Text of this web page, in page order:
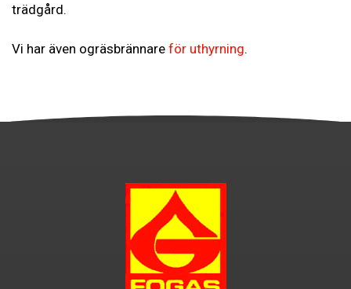
trädgård.
Vi har även ogräsbrännare för uthyrning.